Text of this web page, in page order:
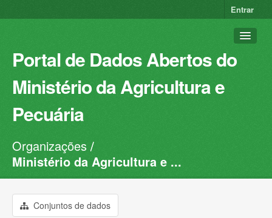
Entrar
Portal de Dados Abertos do
Ministério da Agricultura e
Pecuária
Conjuntos de dados
Organizações
Sobre
Organizações
Ministério da Agricultura e ...
Conjuntos de dados